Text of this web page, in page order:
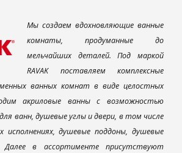
Мы создаем вдохновляющие ванные
комнаты, продуманные до
мельчайших деталей. Под маркой
RAVAK поставляем комплексные
ванных комнат в виде целостных
акриловые ванны с возможностью
ванн, душевые углы и двери, в том числе
душевые поддоны, душевые
в ассортименте присутствуют